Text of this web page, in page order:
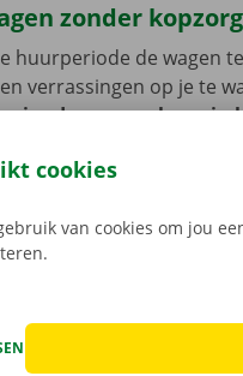
zonder
huurperiode de wagen
verrassingen op je te
dragen we hoog in
binnen heel Europa.
cookies
van cookies om jou